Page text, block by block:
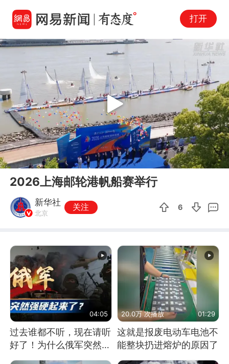
打开
00:00 00:33
Play
2026上海邮轮港帆船赛举行
新华社
北京
关注 6
04:05
过去谁都不听，现在请听
好了！为什么俄军突然强
硬起来了？
20.0万 次播放 01:29
这就是报废电动车电池不
能整块扔进熔炉的原因了